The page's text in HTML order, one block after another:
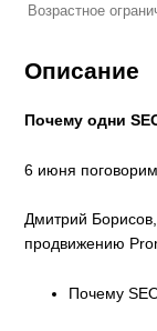
Возрастное
Описание
Почему одни
6 июня
Дмитрий
продвижению
Почему